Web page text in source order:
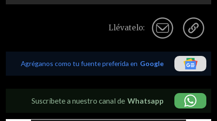
Llévatelo:
Agréganos como tu fuente preferida en Google
Suscríbete a nuestro canal de Whatsapp